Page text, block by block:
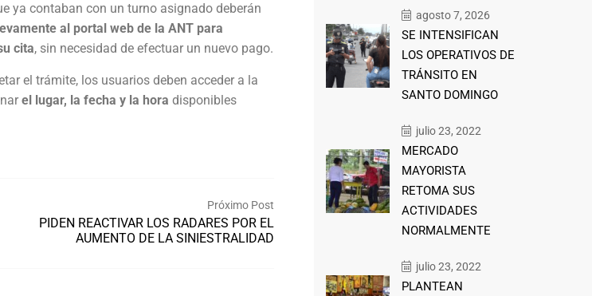
ya contaban con un turno asignado deberán
al portal web de la ANT para
cita, sin necesidad de efectuar un nuevo pago.
el trámite, los usuarios deben acceder a la
el lugar, la fecha y la hora disponibles
Próximo Post
PIDEN REACTIVAR LOS RADARES POR EL
AUMENTO DE LA SINIESTRALIDAD
agosto 7, 2026
SE INTENSIFICAN
LOS OPERATIVOS DE
TRÁNSITO EN
SANTO DOMINGO
julio 23, 2022
MERCADO
MAYORISTA
RETOMA SUS
ACTIVIDADES
NORMALMENTE
julio 23, 2022
PLANTEAN